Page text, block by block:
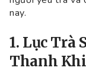
nay.
1. Lục Trà
Thanh